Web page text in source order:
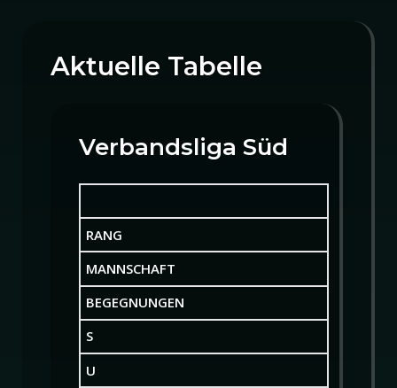
Aktuelle Tabelle
Verbandsliga Süd
RANG
MANNSCHAFT
BEGEGNUNGEN
S
U